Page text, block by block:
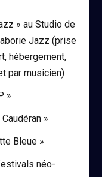
» au Studio de
Jazz (prise
hébergement,
par musicien)
»
»
Bleue »
néo-